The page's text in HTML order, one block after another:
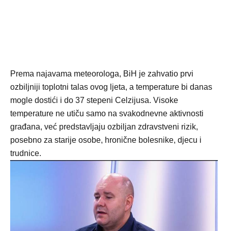
Prema najavama meteorologa, BiH je zahvatio prvi
ozbiljniji toplotni talas ovog ljeta, a temperature bi danas
mogle dostići i do 37 stepeni Celzijusa. Visoke
temperature ne utiču samo na svakodnevne aktivnosti
građana, već predstavljaju ozbiljan zdravstveni rizik,
posebno za starije osobe, hronične bolesnike, djecu i
trudnice.